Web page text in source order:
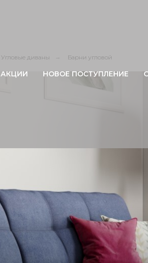
АКЦИИ НОВОЕ ПОСТУПЛЕНИЕ
Угловые диваны → Барни угловой